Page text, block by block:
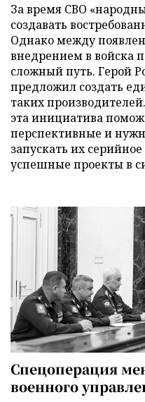
За время СВО
создавать
Однако между
внедрением в войска
сложный путь. Герой
предложил создать
таких
эта инициатива
перспективные и
запускать их
успешные проекты в
Спецоперация
военного